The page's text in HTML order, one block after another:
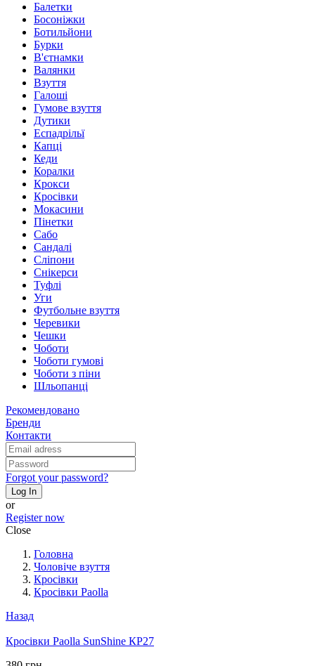
Балетки
Босоніжки
Ботильйони
Бурки
В'єтнамки
Валянки
Взуття
Галоші
Гумове взуття
Дутики
Еспадрільї
Капці
Кеди
Коралки
Крокси
Кросівки
Мокасини
Пінетки
Сабо
Сандалі
Сліпони
Снікерси
Туфлі
Уги
Футбольне взуття
Черевики
Чешки
Чоботи
Чоботи гумові
Чоботи з піни
Шльопанці
Рекомендовано
Бренди
Контакти
Forgot your password?
Log In
or
Register now
Close
Головна
Чоловіче взуття
Кросівки
Кросівки Paolla
Назад
Кросівки Paolla SunShine КР27